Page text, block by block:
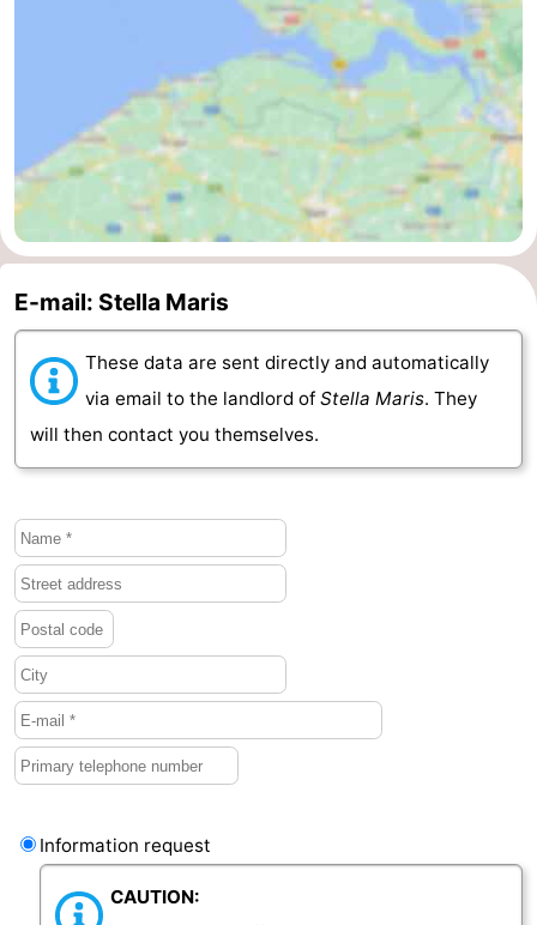
Oranjezon
Oostkapelle
Nature
de
Mantelingen
-
Domburg
-
Westkapelle
-
Nature
Walcherse
bos
Dishoek
Vlissingen
-
Middelburg
Zeeuws-
Vlaanderen
-
Nieuwvliet
-
Sluis
-
Cadzand
-
Het
Zwin
Contact
E-mail: Stella Maris
These data are sent directly and automatically
via email to the landlord of Stella Maris. They
will then contact you themselves.
Information request
CAUTION: